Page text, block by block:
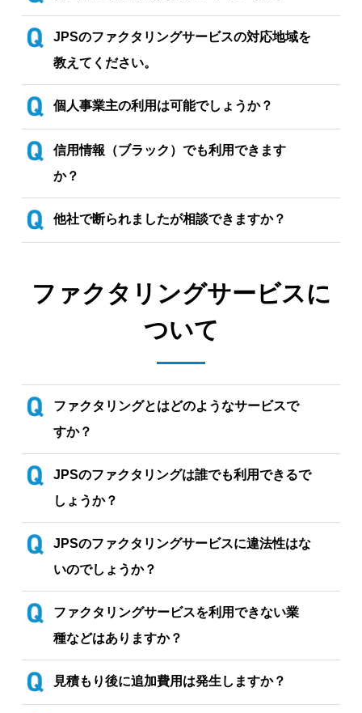
JPSのファクタリングサービスの対応地域を
教えてください。
個人事業主の利用は可能でしょうか？
信用情報（ブラック）でも利用できます
か？
他社で断られましたが相談できますか？
ファクタリングサービスに
ついて
ファクタリングとはどのようなサービスで
すか？
JPSのファクタリングサービス
JPSのファクタリングは誰でも利用できるで
しょうか？
JPSのファクタリングサービスに違法性はな
いのでしょうか？
ファクタリングサービスを利用できない業
種などはありますか？
見積もり後に追加費用は発生しますか？